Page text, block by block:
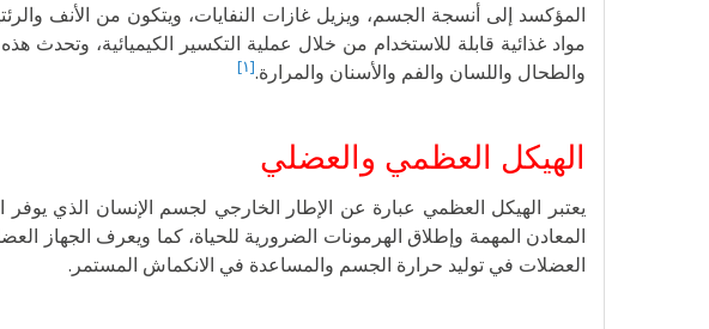
المؤكسد إلى أنسجة الجسم، ويزيل غازات النفايات، ويتكون من الأنف
مواد غذائية قابلة للاستخدام من خلال عملية التكسير الكيميائية، وتحدث
والطحال واللسان والفم والأسنان والمرارة.[١]
الهيكل العظمي والعضلي
يعتبر الهيكل العظمي عبارة عن الإطار الخارجي لجسم الإنسان الذي يوفر
المعادن المهمة وإطلاق الهرمونات الضرورية للحياة، كما ويعرف الجهاز
العضلات في توليد حرارة الجسم والمساعدة في الانكماش المستمر.